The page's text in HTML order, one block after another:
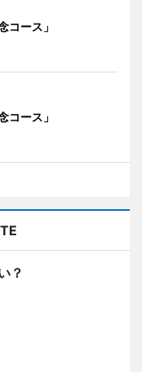
コース」
コース」
？